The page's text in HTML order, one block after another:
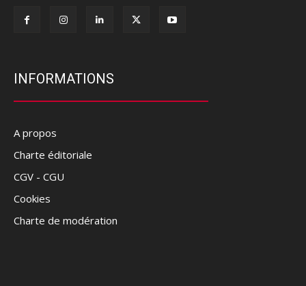
INFORMATIONS
A propos
Charte éditoriale
CGV - CGU
Cookies
Charte de modération